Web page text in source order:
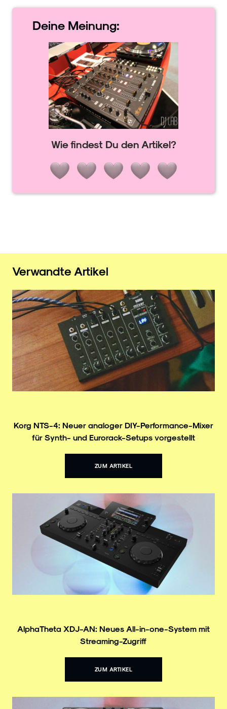
Deine Meinung:
Wie findest Du den Artikel?
Verwandte Artikel
Korg NTS-4: Neuer analoger DIY-Performance-Mixer
für Synth- und Eurorack-Setups vorgestellt
ZUM ARTIKEL
AlphaTheta XDJ-AN: Neues All-in-one-System mit
Streaming-Zugriff
ZUM ARTIKEL